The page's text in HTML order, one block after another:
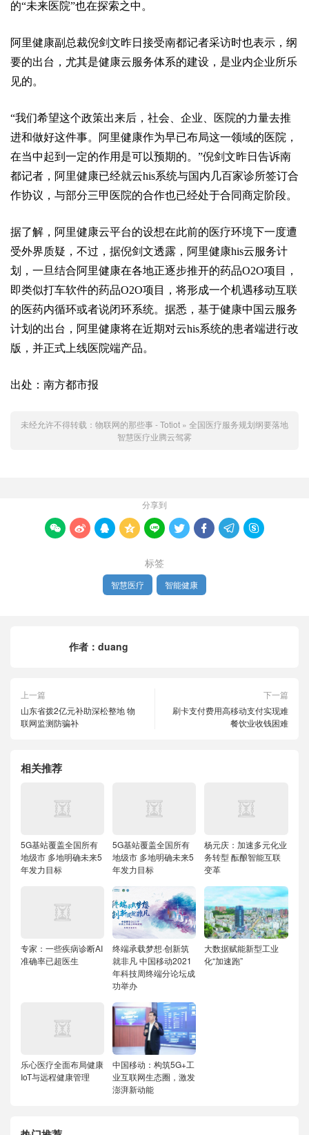
的“未来医院”也在探索之中。
阿里健康副总裁倪剑文昨日接受南都记者采访时也表示，纲
要的出台，尤其是健康云服务体系的建设，是业内企业所乐
见的。
“我们希望这个政策出来后，社会、企业、医院的力量去推
进和做好这件事。阿里健康作为早已布局这一领域的医院，
在当中起到一定的作用是可以预期的。”倪剑文昨日告诉南
都记者，阿里健康已经就云his系统与国内几百家诊所签订合
作协议，与部分三甲医院的合作也已经处于合同商定阶段。
据了解，阿里健康云平台的设想在此前的医疗环境下一度遭
受外界质疑，不过，据倪剑文透露，阿里健康his云服务计
划，一旦结合阿里健康在各地正逐步推开的药品O2O项目，
即类似打车软件的药品O2O项目，将形成一个机遇移动互联
的医药内循环或者说闭环系统。据悉，基于健康中国云服务
计划的出台，阿里健康将在近期对云his系统的患者端进行改
版，并正式上线医院端产品。
出处：南方都市报
未经允许不得转载： 物联网的那些事 - Totiot » 全国医疗服务规划纲要落地
智慧医疗业腾云驾雾
分享到
        
标签
智慧医疗 智能健康
作者： duang
上一篇
山东省拨2亿元补助深松整地 物
联网监测防骗补
下一篇
刷卡支付费用高移动支付实现难
餐饮业收钱困难
相关推荐
5G基站覆盖全国所有
地级市 多地明确未来5
年发力目标
5G基站覆盖全国所有
地级市 多地明确未来5
年发力目标
杨元庆：加速多元化业
务转型 酝酿智能互联
变革
专家：一些疾病诊断AI
准确率已超医生
终端承载梦想·创新筑
就非凡 中国移动2021
年科技周终端分论坛成
功举办
大数据赋能新型工业
化“加速跑”
乐心医疗全面布局健康
IoT与远程健康管理
中国移动：构筑5G+工
业互联网生态圈，激发
澎湃新动能